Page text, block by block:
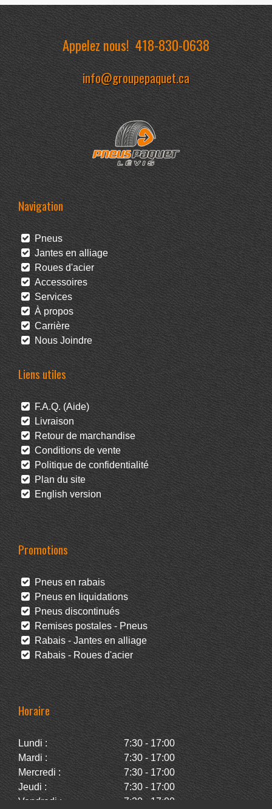
Appelez nous!418-830-0638
info@groupepaquet.ca
Navigation
Pneus
Jantes en alliage
Roues d'acier
Accessoires
Services
À propos
Carrière
Nous Joindre
Liens utiles
F.A.Q. (Aide)
Livraison
Retour de marchandise
Conditions de vente
Politique de confidentialité
Plan du site
English version
Promotions
Pneus en rabais
Pneus en liquidations
Pneus discontinués
Remises postales - Pneus
Rabais - Jantes en alliage
Rabais - Roues d'acier
Horaire
Lundi :
7:30 - 17:00
Mardi :
7:30 - 17:00
Mercredi :
7:30 - 17:00
Jeudi :
7:30 - 17:00
Vendredi :
7:30 - 17:00